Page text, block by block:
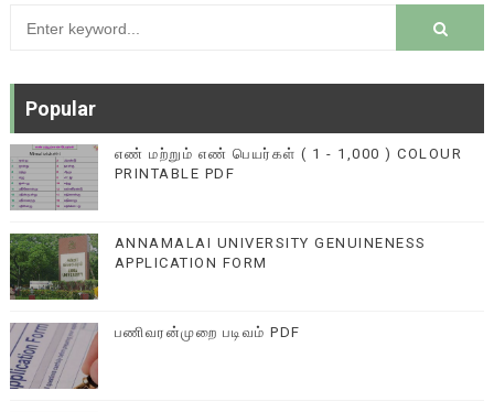
Popular
எண் மற்றும் எண் பெயர்கள் ( 1 - 1,000 ) COLOUR
PRINTABLE PDF
ANNAMALAI UNIVERSITY GENUINENESS
APPLICATION FORM
பணிவரன்முறை படிவம் PDF